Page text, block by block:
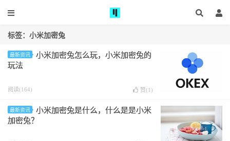
标签：小米加密兔
最新资讯
小米加密兔怎么玩，小米加密兔的
玩法
阅读(164) 赞(1 )
最新资讯
小米加密兔是什么，什么是是小米
加密兔？